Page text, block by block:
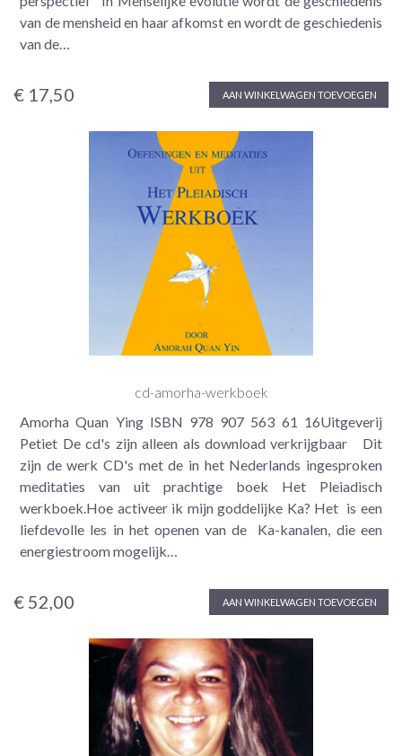
van de mensheid en haar afkomst en wordt de geschiedenis
van de…
€ 17,50 AAN WINKELWAGEN TOEVOEGEN
cd-amorha-werkboek
Amorha Quan Ying ISBN 978 907 563 61 16Uitgeverij
Petiet De cd's zijn alleen als download verkrijgbaar Dit
zijn de werk CD's met de in het Nederlands ingesproken
meditaties van uit prachtige boek Het Pleiadisch
werkboek.Hoe activeer ik mijn goddelijke Ka? Het is een
liefdevolle les in het openen van de Ka-kanalen, die een
energiestroom mogelijk…
€ 52,00 AAN WINKELWAGEN TOEVOEGEN